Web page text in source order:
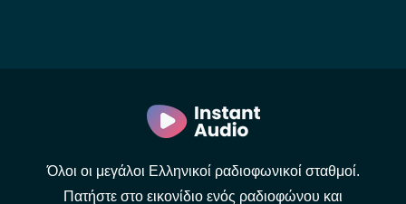
Όλοι οι μεγάλοι Ελληνικοί ραδιοφωνικοί σταθμοί.
Πατήστε στο εικονίδιο ενός ραδιοφώνου και